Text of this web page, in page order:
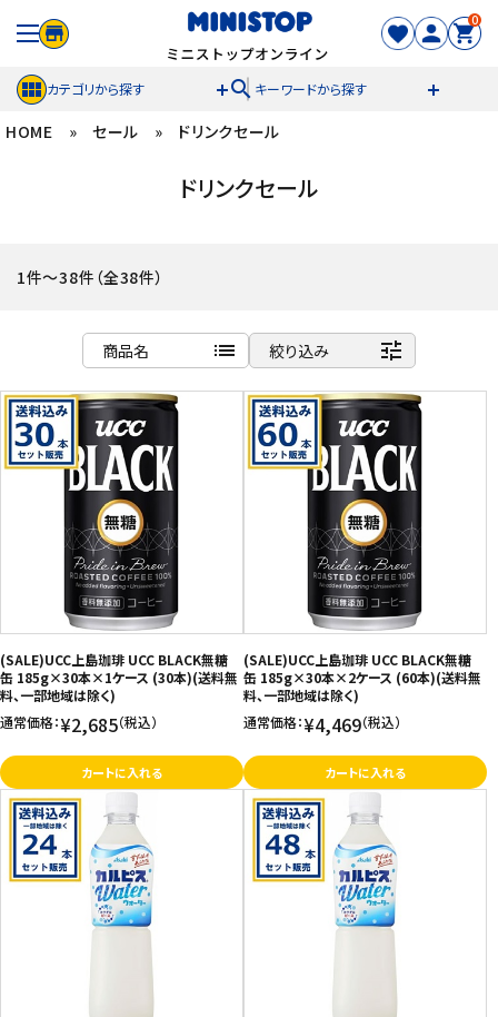
0
カテゴリから探す search キーワードから探す
ACCOUNT MENU
セール商品
カテゴリから探す
スイーツ
お菓子
飲料
酒類
日用品
セール
フードロス
ペット用品
SHOP GUIDE
HOME » セール » ドリンクセール
ドリンクセール
1件～38件（全38件）
商品名 list
商品名
新着順
発売日順
価格が安い
価格が高い
お気に入り登録数
絞り込み tune
(SALE)UCC上島珈琲 UCC BLACK無糖
缶 185g×30本×1ケース (30本)(送料無
料、一部地域は除く)
通常価格：¥2,685（税込）
カートに入れる
(SALE)UCC上島珈琲 UCC BLACK無糖
缶 185g×30本×2ケース (60本)(送料無
料、一部地域は除く)
通常価格：¥4,469（税込）
カートに入れる